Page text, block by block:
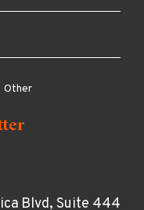
Other
Blvd, Suite 444